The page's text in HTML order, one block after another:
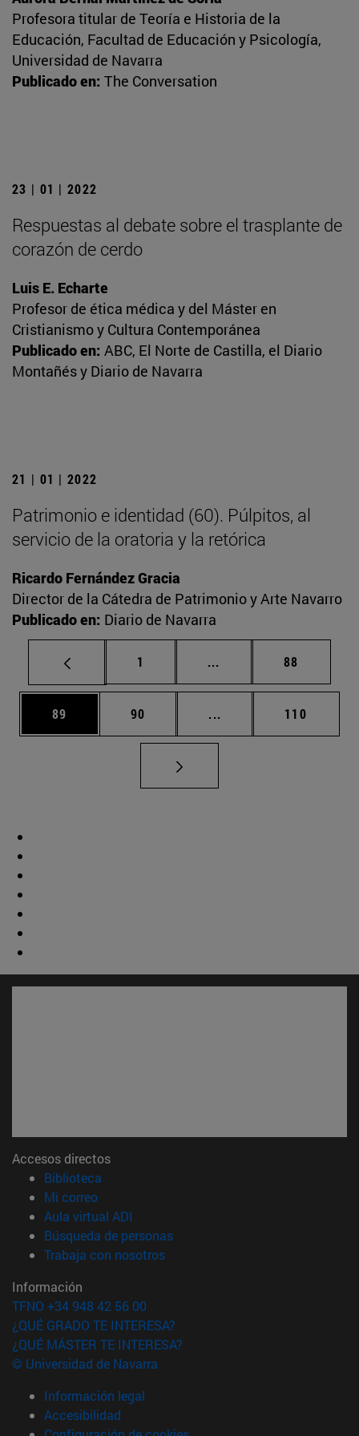
Profesora titular de Teoría e Historia de la
Educación, Facultad de Educación y Psicología,
Universidad de Navarra
Publicado en: The Conversation
23 | 01 | 2022
Respuestas al debate sobre el trasplante de
corazón de cerdo
Luis E. Echarte
Profesor de ética médica y del Máster en
Cristianismo y Cultura Contemporánea
Publicado en: ABC, El Norte de Castilla, el Diario
Montañés y Diario de Navarra
21 | 01 | 2022
Patrimonio e identidad (60). Púlpitos, al
servicio de la oratoria y la retórica
Ricardo Fernández Gracia
Director de la Cátedra de Patrimonio y Arte Navarro
Publicado en: Diario de Navarra
Página
1 ... Páginas intermedias
Página
88
Página
89 Página
90 ... Páginas intermedias
Página
110
Accesos directos
Biblioteca
Mi correo(abre en nueva ventana)
Aula virtual ADI
Búsqueda de personas(abre en nueva ventana)
Trabaja con nosotros(abre en nueva ventana)
Información
TFNO +34 948 42 56 00
¿QUÉ GRADO TE INTERESA?
¿QUÉ MÁSTER TE INTERESA?
© Universidad de Navarra
Información legal
Accesibilidad